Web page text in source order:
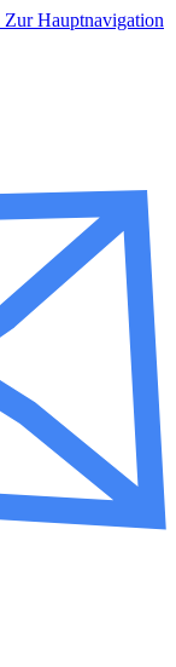
Zur Hauptnavigation